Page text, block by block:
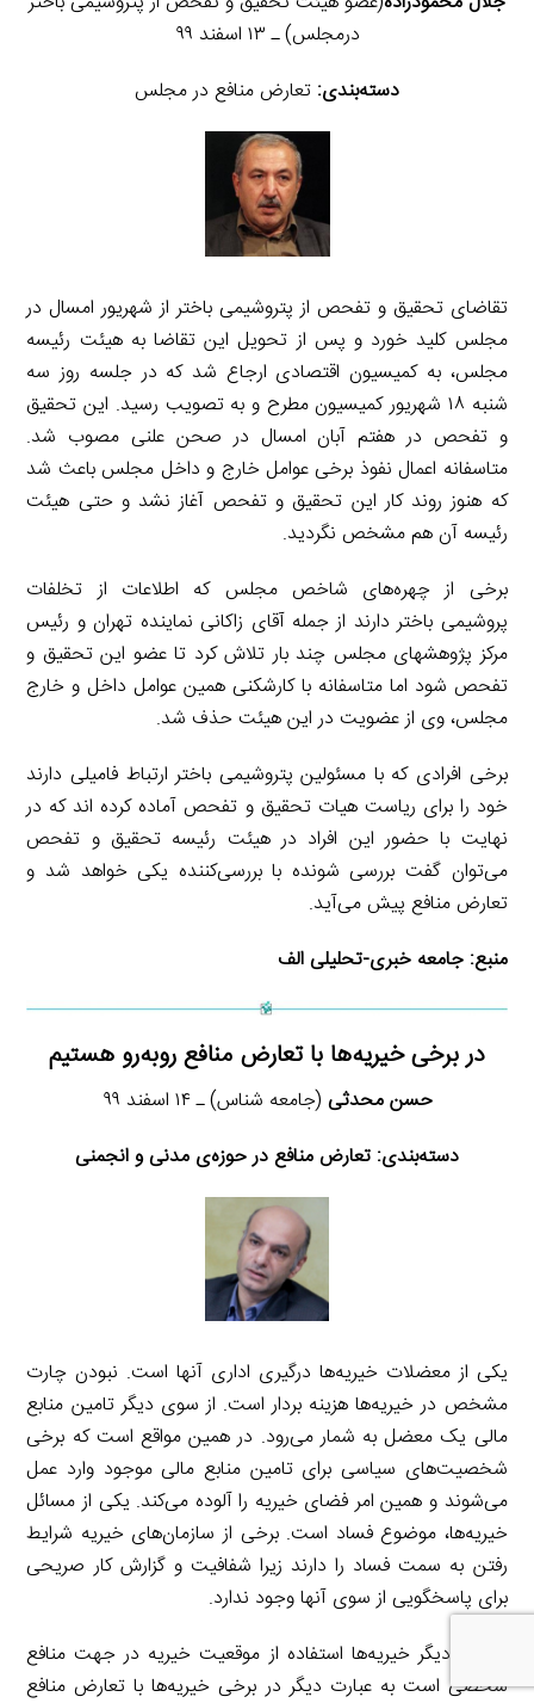
درمجلس) ـ ۱۳ اسفند ۹۹
دسته‌بندی: تعارض منافع در مجلس
تقاضای تحقیق و تفحص از پتروشیمی باختر از شهریور امسال در
مجلس کلید خورد و پس از تحویل این تقاضا به هیئت رئیسه
مجلس، به کمیسیون اقتصادی ارجاع شد که در جلسه روز سه
شنبه ۱۸ شهریور کمیسیون مطرح و به تصویب رسید. این تحقیق
و تفحص در هفتم آبان امسال در صحن علنی مصوب شد.
متاسفانه اعمال نفوذ برخی عوامل خارج و داخل مجلس باعث شد
که هنوز روند کار این تحقیق و تفحص آغاز نشد و حتی هیئت
رئیسه آن هم مشخص نگردید.
برخی از چهره‌های شاخص مجلس که اطلاعات از تخلفات
پروشیمی باختر دارند از جمله آقای زاکانی نماینده تهران و رئیس
مرکز پژوهشهای مجلس چند بار تلاش کرد تا عضو این تحقیق و
تفحص شود اما متاسفانه با کارشکنی همین عوامل داخل و خارج
مجلس، وی از عضویت در این هیئت حذف شد.
برخی افرادی که با مسئولین پتروشیمی باختر ارتباط فامیلی دارند
خود را برای ریاست هیات تحقیق و تفحص آماده کرده اند که در
نهایت با حضور این افراد در هیئت رئیسه تحقیق و تفحص
می‌توان گفت بررسی شونده با بررسی‌کننده یکی خواهد شد و
تعارض منافع پیش می‌آید.
منبع: جامعه خبری-تحلیلی الف
در برخی خیریه‌ها با تعارض منافع روبه‌رو هستیم
حسن محدثی (جامعه شناس) ـ ۱۴ اسفند ۹۹
دسته‌بندی: تعارض منافع در حوزه‌ی مدنی و انجمنی
یکی از معضلات خیریه‌ها درگیری اداری آنها است. نبودن چارت
مشخص در خیریه‌ها هزینه بردار است. از سوی دیگر تامین منابع
مالی یک معضل به شمار می‌رود. در همین مواقع است که برخی
شخصیت‌های سیاسی برای تامین منابع مالی موجود وارد عمل
می‌شوند و همین امر فضای خیریه را آلوده می‌کند. یکی از مسائل
خیریه‌ها، موضوع فساد است. برخی از سازمان‌های خیریه شرایط
رفتن به سمت فساد را دارند زیرا شفافیت و گزارش کار صریحی
برای پاسخگویی از سوی آنها وجود ندارد.
معضل دیگر خیریه‌ها استفاده از موقعیت خیریه در جهت منافع
شخصی است به عبارت دیگر در برخی خیریه‌ها با تعارض منافع